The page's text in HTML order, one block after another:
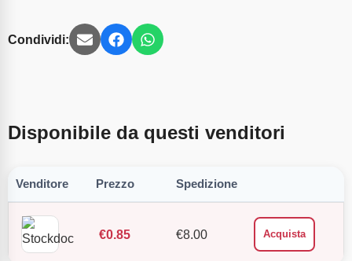
Condividi:
Disponibile da questi venditori
Venditore Prezzo Spedizione
€0.85 €8.00 Acquista